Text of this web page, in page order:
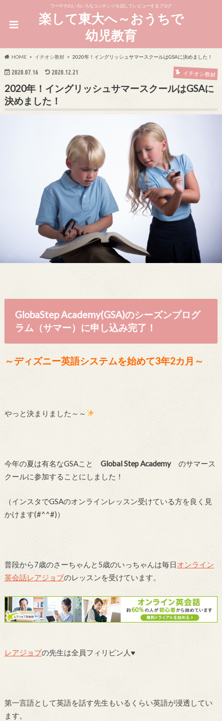
ワーママのいろいろなコンテンツを試してレビューするブログ
楽して東大へ～おうちで
幼児教育
HOME イチオシ教材 2020年！イングリッシュサマースクールはGSAに決めました！
2020.07.16 2020.12.21 イチオシ教材
2020年！イングリッシュサマースクールはGSAに
決めました！
GlobaStep Academy(GSA)のシーズンプログ
ラム（サマー）に申し込み完了！
～ディズニー英語システムを始めて3年2カ月～
やっと決まりました～～
今年の夏は有名なGSAこと Global Step Academyのサマース
クールに参加することにしました！
（インスタでGSAのオンラインレッスン受けている方を良く見
かけます(#^^#)）
普段から7歳のさーちゃんと5歳のいっちゃんは毎日オンライン
英会話レアジョブのレッスンを受けています。
レアジョブの先生は全員フィリピン人♥
第一言語として英語を話す先生もいるくらい英語が浸透してい
ます。